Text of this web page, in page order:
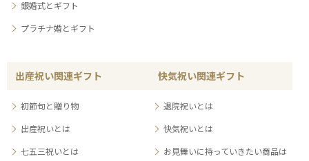
銀婚式とギフト
プラチナ婚とギフト
出産祝い関連ギフト
初節句と贈り物
出産祝いとは
七五三祝いとは
快気祝い関連ギフト
退院祝いとは
快気祝いとは
お見舞いに持っていきたい商品は